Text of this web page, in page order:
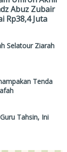
Abuz Zubair
Rp38,4 Juta
Selatour Ziarah
Tenda
Tahsin, Ini